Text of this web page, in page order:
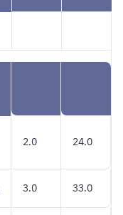
2.0 24.0
3.0 33.0